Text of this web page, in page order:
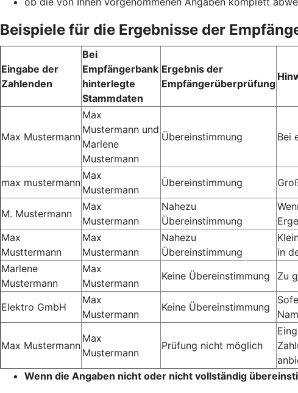
Beispiele für die Ergebnisse der
Eingabe der
Zahlenden
Bei
Empfängerbank
hinterlegte
Stammdaten
Ergebnis der
Empfängerüberprüfung
Max Mustermann
Max
Mustermann und
Marlene
Mustermann
Übereinstimmung Bei
max mustermann
Max
Mustermann
Übereinstimmung
M. Mustermann
Max
Mustermann
Nahezu
Übereinstimmung
Max
Musttermann
Max
Mustermann
Nahezu
Übereinstimmung
in
Marlene
Mustermann
Max
Mustermann
Keine Übereinstimmung Zu
Elektro GmbH
Max
Mustermann
Keine Übereinstimmung
Max Mustermann
Max
Mustermann
Prüfung nicht möglich
Wenn die Angaben nicht oder nicht vollständig